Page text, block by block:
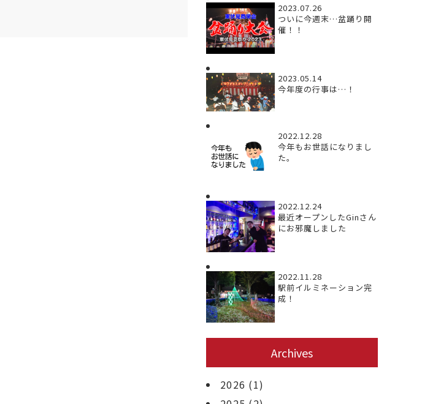
2023.07.26
ついに今週末…盆踊り開
催！！
2023.05.14
今年度の行事は…！
2022.12.28
今年もお世話になりまし
た。
2022.12.24
最近オープンしたGinさん
にお邪魔しました
2022.11.28
駅前イルミネーション完
成！
Archives
2026 (1)